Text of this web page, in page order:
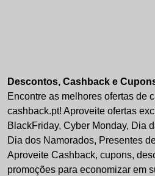
Descontos, Cashback e
Encontre as melhores ofertas de
cashback.pt! Aproveite ofertas
BlackFriday, Cyber Monday, Dia
Dia dos Namorados, Presentes
Aproveite Cashback, cupons,
promoções para economizar em